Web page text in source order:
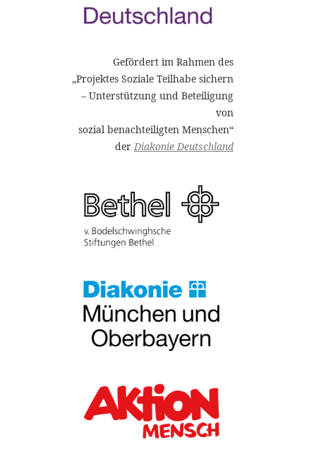
Gefördert im Rahmen des
„Projektes Soziale Teilhabe sichern
– Unterstützung und Beteiligung
von
sozial benachteiligten Menschen“
derDiakonie Deutschland